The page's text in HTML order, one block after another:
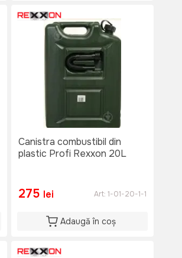
Canistra combustibil din
plastic Profi Rexxon 20L
275 lei Art: 1-01-20-1-1
Adaugă în coș